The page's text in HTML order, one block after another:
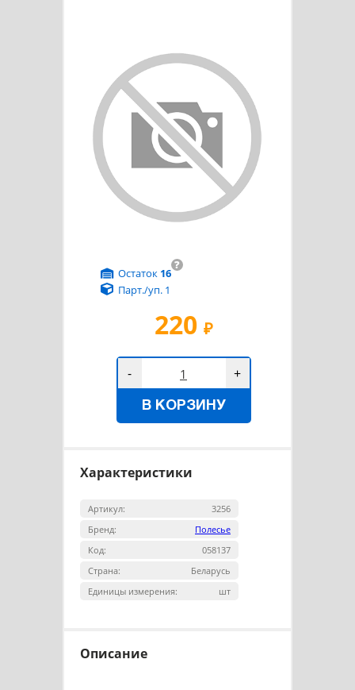
220 ₽
?
Остаток 16
Парт./уп. 1
- +
В КОРЗИНУ
Характеристики
Артикул:
3256
Бренд:
Полесье
Код:
058137
Страна:
Беларусь
Единицы измерения:
шт
Описание